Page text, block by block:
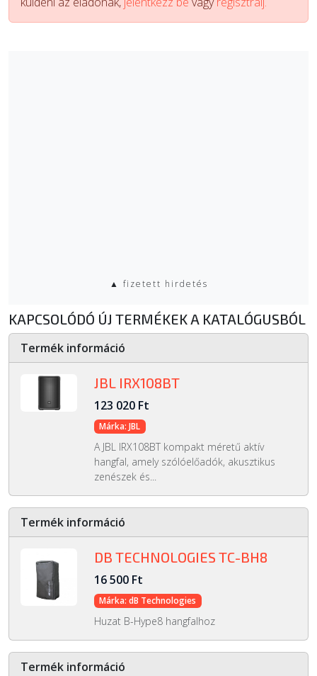
▲ fizetett hirdetés
KAPCSOLÓDÓ ÚJ TERMÉKEK A KATALÓGUSBÓL
Termék információ
JBL IRX108BT
123 020 Ft
Márka: JBL
A JBL IRX108BT kompakt méretű aktív
hangfal, amely szólóelőadók, akusztikus
zenészek és...
Termék információ
DB TECHNOLOGIES TC-BH8
16 500 Ft
Márka: dB Technologies
Huzat B-Hype8 hangfalhoz
Termék információ